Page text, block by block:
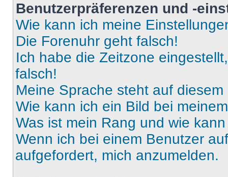
Benutzerpräferenzen und -
Wie kann ich meine
Die Forenuhr geht falsch!
Ich habe die Zeitzone
falsch!
Meine Sprache steht auf
Wie kann ich ein Bild bei
Was ist mein Rang und wie
Wenn ich bei einem Benutzer
aufgefordert, mich anzumelden.